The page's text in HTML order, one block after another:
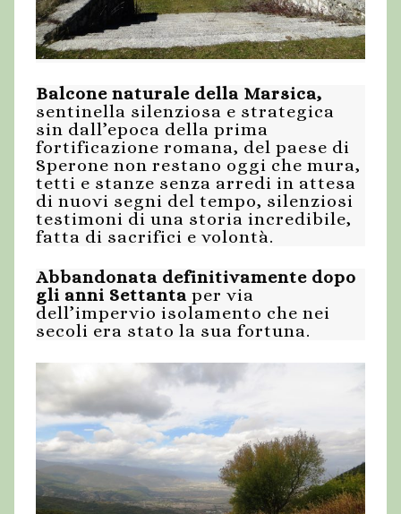
Balcone naturale della Marsica,
sentinella silenziosa e strategica
sin dall’epoca della prima
fortificazione romana, del paese di
Sperone non restano oggi che mura,
tetti e stanze senza arredi in attesa
di nuovi segni del tempo, silenziosi
testimoni di una storia incredibile,
fatta di sacrifici e volontà.
Abbandonata definitivamente dopo
gli anni Settanta per via
dell’impervio isolamento che nei
secoli era stato la sua fortuna.